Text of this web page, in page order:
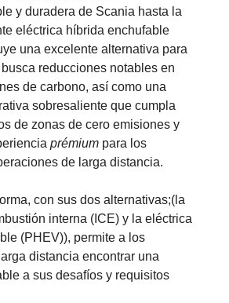
y duradera de Scania hasta la
eléctrica híbrida enchufable
una excelente alternativa para
reducciones notables en
de carbono, así como una
sobresaliente que cumpla
de zonas de cero emisiones y
prémium para los
de larga distancia.
con sus dos alternativas;(la
interna (ICE) y la eléctrica
(PHEV)), permite a los
distancia encontrar una
a sus desafíos y requisitos